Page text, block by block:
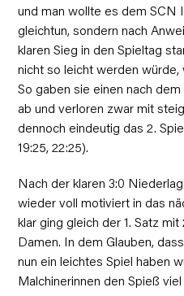
und man wollte es dem SCN
gleichtun, sondern nach
klaren Sieg in den Spieltag
nicht so leicht werden
So gaben sie einen nach
ab und verloren zwar mit
dennoch eindeutig das 2.
19:25, 22:25).
Nach der klaren 3:0
wieder voll motiviert in das
klar ging gleich der 1. Satz
Damen. In dem Glauben,
nun ein leichtes Spiel haben
Malchinerinnen den Spieß